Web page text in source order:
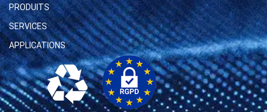
PRODUITS
SERVICES
APPLICATIONS